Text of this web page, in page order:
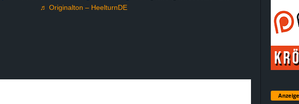
♬ Originalton – HeelturnDE
Anzeige